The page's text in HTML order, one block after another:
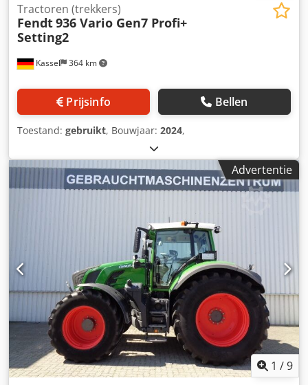
Kassel 364 km
Tractoren (trekkers)
Fendt936 Vario Gen7 Profi+
Setting2
Prijsinfo Bellen
Toestand: gebruikt, Bouwjaar: 2024,
Advertentie
1 /9